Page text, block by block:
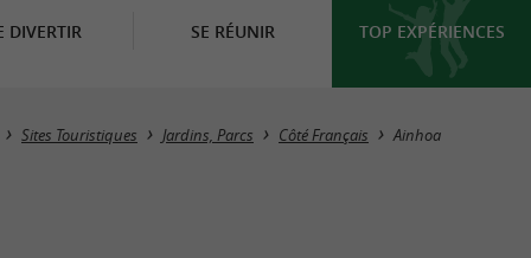
DIVERTIR SE RÉUNIR TOP EXPÉRIENCES
Masquer la carte
Sites Touristiques Jardins, Parcs Côté Français Ainhoa